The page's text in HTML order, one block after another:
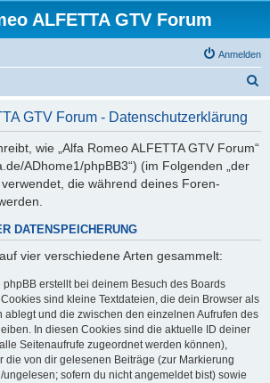
ALFETTA GTV Forum
Anmelden
GTV Forum - Datenschutzerklärung
wie „Alfa Romeo ALFETTA GTV Forum“
ADhome1/phpBB3“) (im Folgenden „der
die während deines Foren-
DATENSPEICHERUNG
vier verschiedene Arten gesammelt:
phpBB erstellt bei deinem Besuch des Boards
sind kleine Textdateien, die dein Browser als
ablegt und die zwischen den einzelnen Aufrufen des
In diesen Cookies sind die aktuelle ID deiner
Seitenaufrufe zugeordnet werden können),
die von dir gelesenen Beiträge (zur Markierung
sofern du nicht angemeldet bist) sowie